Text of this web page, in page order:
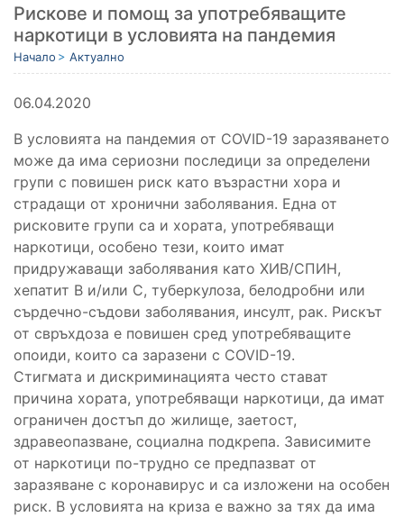
Рискове и помощ за употребяващите
наркотици в условията на пандемия
Начало Актуално
06.04.2020
В условията на пандемия от COVID-19 заразяването
може да има сериозни последици за определени
групи с повишен риск като възрастни хора и
страдащи от хронични заболявания. Една от
рисковите групи са и хората, употребяващи
наркотици, особено тези, които имат
придружаващи заболявания като ХИВ/СПИН,
хепатит В и/или С, туберкулоза, белодробни или
сърдечно-съдови заболявания, инсулт, рак. Рискът
от свръхдоза е повишен сред употребяващите
опоиди, които са заразени с COVID-19.
Стигмата и дискриминацията често стават
причина хората, употребяващи наркотици, да имат
ограничен достъп до жилище, заетост,
здравеопазване, социална подкрепа. Зависимите
от наркотици по-трудно се предпазват от
заразяване с коронавирус и са изложени на особен
риск. В условията на криза е важно за тях да има